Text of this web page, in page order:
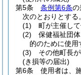
第5条
条例第6条の
次のとおりとする。
(1)
町が主催し
(2)
保健福祉団
的のために使
(3)
その他町長
(き損等の届出)
第6条
使用者は、